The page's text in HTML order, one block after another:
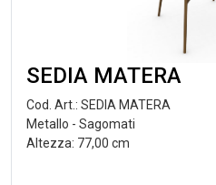
SEDIA MATERA
Cod. Art.: SEDIA MATERA
Metallo - Sagomati
Altezza: 77,00 cm